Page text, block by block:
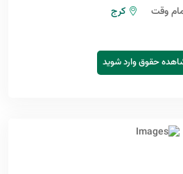
وقت
کرج
حقوق وارد شوید